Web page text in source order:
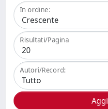
In ordine:
Risultati/Pagina
Autori/Record: